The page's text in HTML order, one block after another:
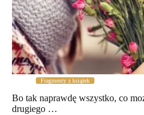
Fragmenty z książek
Bo tak naprawdę wszystko, co
drugiego …